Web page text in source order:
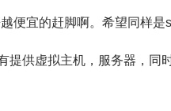
便宜的赶脚啊。希望同样是
提供虚拟主机，服务器，同